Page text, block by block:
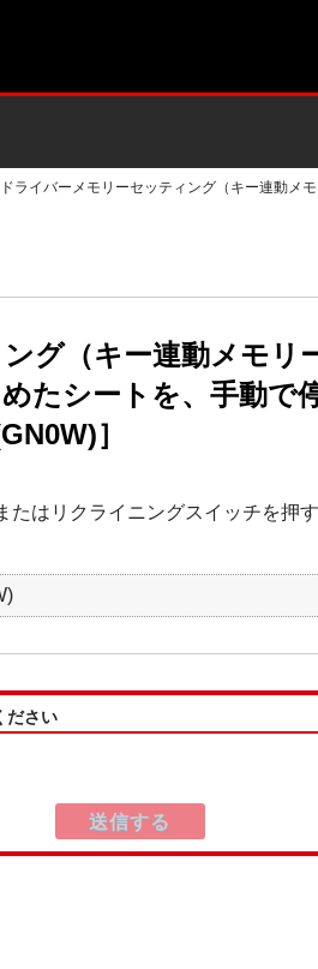
ドライバーメモリーセッティング（キー連動メ
グ（キー連動メモリ
たシートを、手動で
］
はリクライニングスイッチを押
ださい